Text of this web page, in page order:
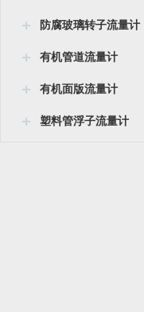
防腐玻璃转子流量计
有机管道流量计
有机面版流量计
塑料管浮子流量计